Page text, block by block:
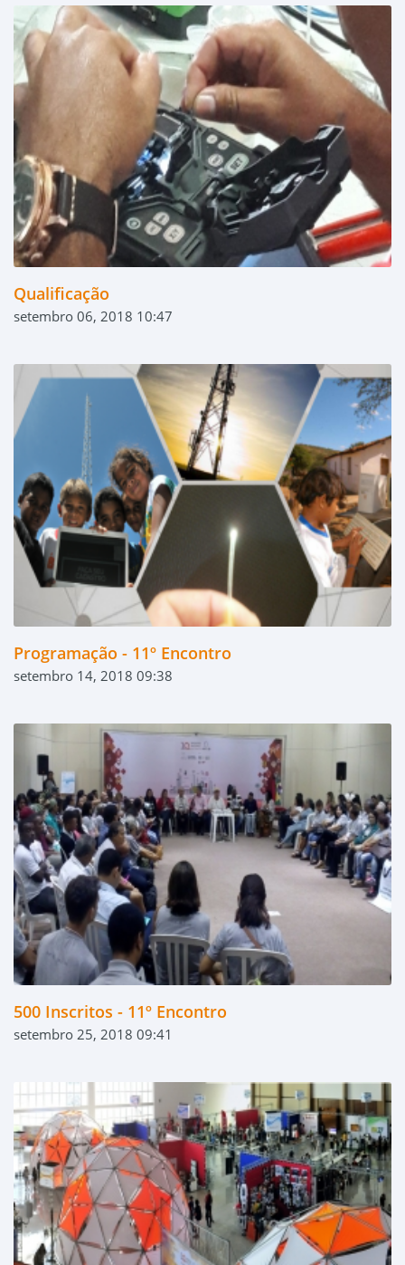
Qualificação
setembro 06, 2018 10:47
Programação - 11º Encontro
setembro 14, 2018 09:38
500 Inscritos - 11º Encontro
setembro 25, 2018 09:41